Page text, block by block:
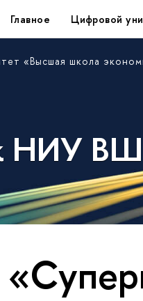
Главное Цифровой
«Высшая школа
НИУ